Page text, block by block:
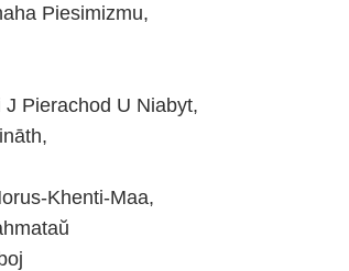
Piesimizmu,
Pierachod U Niabyt,
Khenti-Maa,